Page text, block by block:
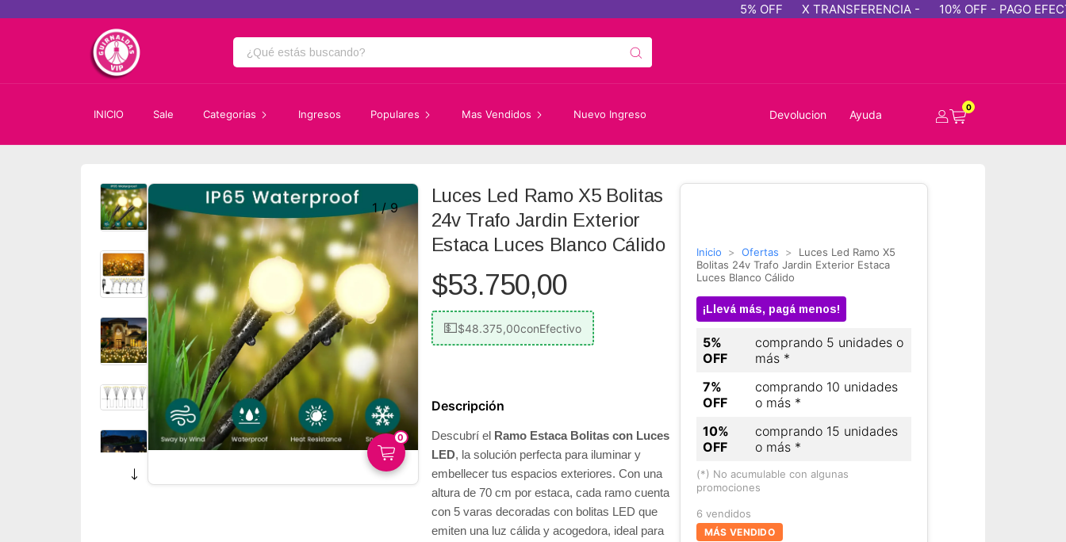
X TRANSFERENCIA - 10% OFF - PAGO EFECTIVO 5%
0
INICIO Sale Categorias Ingresos Populares Mas Vendidos Nuevo Ingreso Devolucion Ayuda
1/9
0
Inicio > Ofertas >
Luces Led Ramo X5
Bolitas 24v Trafo Jardin Exterior Estaca
Luces Blanco Cálido
¡Llevá más, pagá menos!
5%
OFF
comprando 5 unidades o
más *
7%
OFF
comprando 10 unidades
o más *
10%
OFF
comprando 15 unidades
o más *
(*) No acumulable con algunas
promociones
6 vendidos
MÁS VENDIDO
Luces Led Ramo X5 Bolitas
24v Trafo Jardin Exterior
Estaca Luces Blanco Cálido
$53.750,00
$48.375,00conEfectivo
Descripción
Descubrí el Ramo Estaca Bolitas con Luces
LED, la solución perfecta para iluminar y
embellecer tus espacios exteriores. Con una
altura de 70 cm por estaca, cada ramo cuenta
con 5 varas decoradas con bolitas LED que
emiten una luz cálida y acogedora, ideal para